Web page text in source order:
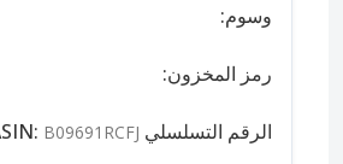
وسوم:
رمز المخزون:
الرقم التسلسلي ASIN: B09691RCFJ